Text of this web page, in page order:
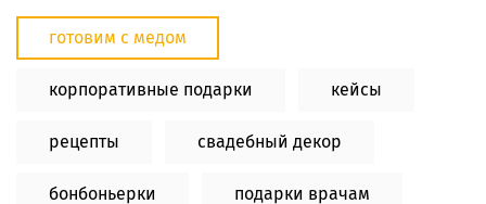
готовим с медом
корпоративные подарки кейсы
рецепты свадебный декор
бонбоньерки подарки врачам